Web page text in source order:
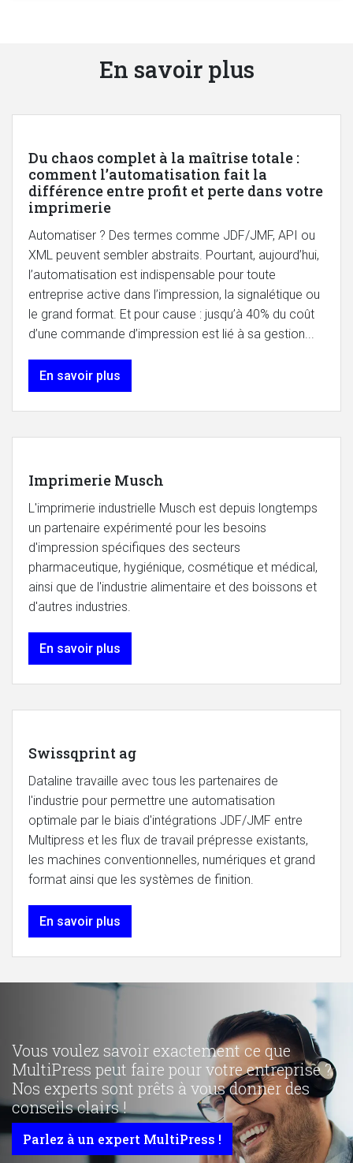
En savoir plus
Du chaos complet à la maîtrise totale :
comment l’automatisation fait la
différence entre profit et perte dans votre
imprimerie
Automatiser ? Des termes comme JDF/JMF, API ou
XML peuvent sembler abstraits. Pourtant, aujourd’hui,
l’automatisation est indispensable pour toute
entreprise active dans l’impression, la signalétique ou
le grand format. Et pour cause : jusqu’à 40% du coût
d’une commande d’impression est lié à sa gestion...
En savoir plus
Imprimerie Musch
L'imprimerie industrielle Musch est depuis longtemps
un partenaire expérimenté pour les besoins
d'impression spécifiques des secteurs
pharmaceutique, hygiénique, cosmétique et médical,
ainsi que de l'industrie alimentaire et des boissons et
d'autres industries.
En savoir plus
Swissqprint ag
Dataline travaille avec tous les partenaires de
l'industrie pour permettre une automatisation
optimale par le biais d'intégrations JDF/JMF entre
Multipress et les flux de travail prépresse existants,
les machines conventionnelles, numériques et grand
format ainsi que les systèmes de finition.
En savoir plus
Vous voulez savoir exactement ce que
MultiPress peut faire pour votre entreprise ?
Nos experts sont prêts à vous donner des
conseils clairs !
Parlez à un expert MultiPress !